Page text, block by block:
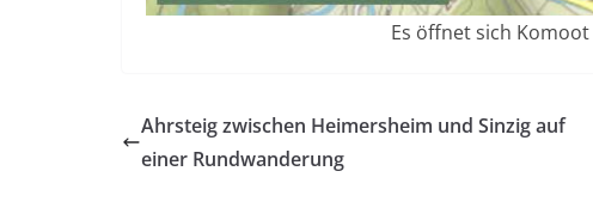
Es öffnet sich
Ahrsteig zwischen Heimersheim und Sinzig auf
einer Rundwanderung